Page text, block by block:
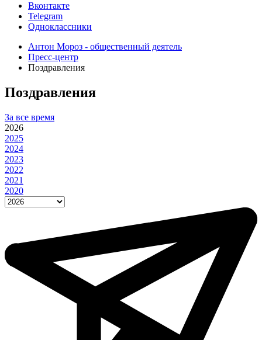
Вконтакте
Telegram
Одноклассники
Антон Мороз - общественный деятель
Пресс-центр
Поздравления
Поздравления
За все время
2026
2025
2024
2023
2022
2021
2020